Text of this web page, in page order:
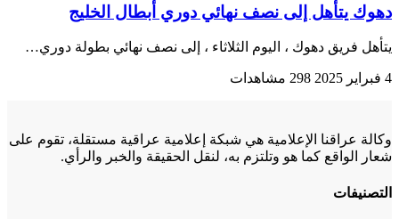
دهوك يتأهل إلى نصف نهائي دوري أبطال الخليج
یتأهل فريق دهوك ، اليوم الثلاثاء ، إلى نصف نهائي بطولة دوري…
4 فبراير 2025 298 مشاهدات
وكالة عراقنا الإعلامية هي شبكة إعلامية عراقية مستقلة، تقوم على
شعار الواقع كما هو وتلتزم به، لنقل الحقيقة والخبر والرأي.
التصنيفات